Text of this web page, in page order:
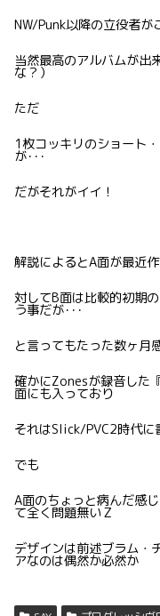
NW/Punk以降の立役者が
当然最高のアルバムが出
な？）
ただ
1枚コッキリのショート
が･･･
だがそれがイイ！
解説によるとA面が最近
対してB面は比較的初期
う事だが･･･
と言ってもたった数ヶ月
確かにZonesが録音した
面にも入っており
それはSlick/PVC2時代に
でも
A面のちょっと病んだ感
て全く問題無いＺ
デザインは前述ブラム・
アなのは偶然か必然か